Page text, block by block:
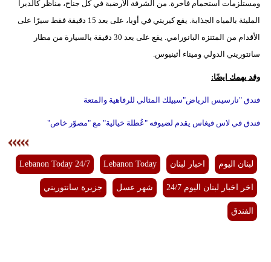
ومستلزمات استحمام فاخرة. من الشرفة الأرضية في كل جناح، مناظر كالديرا
المليئة بالمياه الجذابة. يقع كيريني في أويا، على بعد 15 دقيقة فقط سيرًا على
الأقدام من المتنزه البانورامي. يقع على بعد 30 دقيقة بالسيارة من مطار
سانتوريني الدولي وميناء أثينيوس.
وقد يهمك ايضًا:
فندق "نارسيس الرياض"سبيلك المثالي للرفاهية والمتعة
فندق في لاس فيغاس يقدم لضيوفه "عُطلة خيالية" مع "مصوّر خاص"
لبنان اليوم اخبار لبنان Lebanon Today
Lebanon Today 24/7
اخر اخبار لبنان اليوم 24/7 شهر عسل جزيرة سانتوريني
الفندق